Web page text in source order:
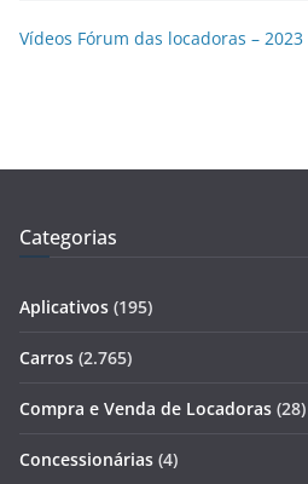
Vídeos Fórum das locadoras – 2023
Categorias
Aplicativos (195)
Carros (2.765)
Compra e Venda de Locadoras (28)
Concessionárias (4)